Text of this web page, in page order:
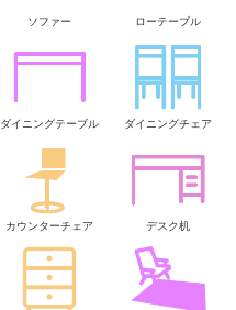
ソファー ローテーブル
ダイニングテーブル ダイニングチェア
カウンターチェア デスク机